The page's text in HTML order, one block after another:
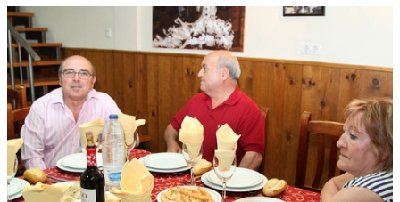
Hacerse socio
Log diploma en Pdf
Fotos▼
Sistemas Digitales
Noticias de interés
Contacto